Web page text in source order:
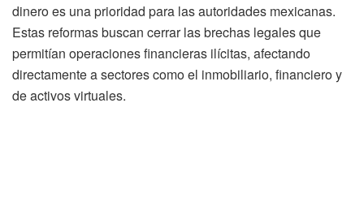
dinero es una prioridad para las autoridades mexicanas.
Estas reformas buscan cerrar las brechas legales que
permitían operaciones financieras ilícitas, afectando
directamente a sectores como el inmobiliario, financiero y
de activos virtuales.